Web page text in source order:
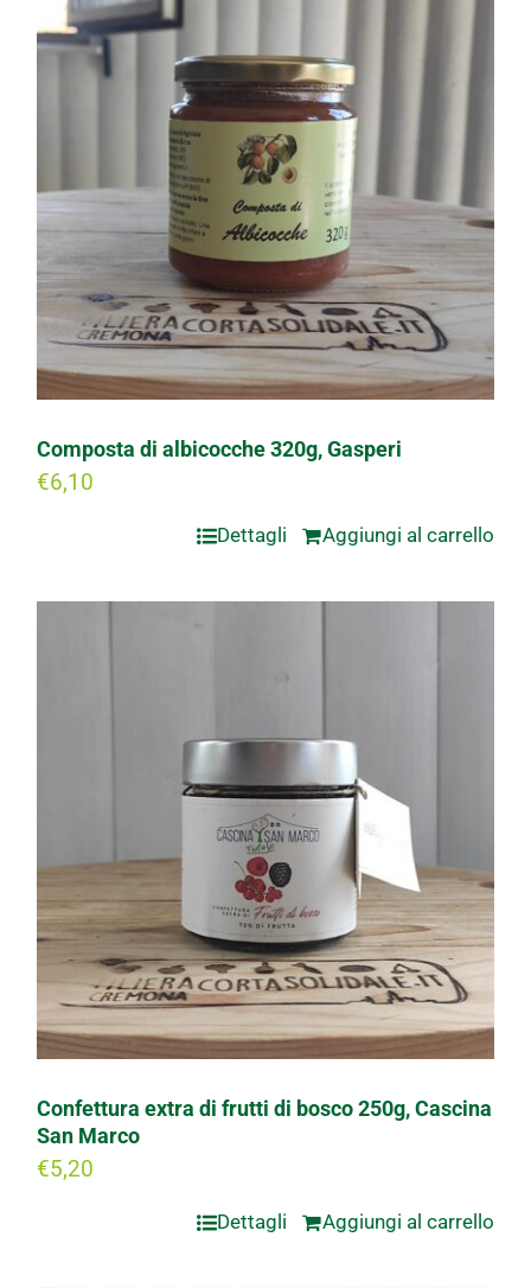
Progetti
Carrello
Cerca
per:
Composta di albicocche 320g, Gasperi
€6,10
Aggiungi al carrello
Dettagli
Confettura extra di frutti di bosco 250g, Cascina
San Marco
€5,20
Aggiungi al carrello
Dettagli